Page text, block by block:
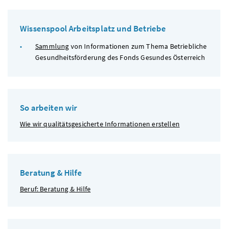
Wissenspool Arbeitsplatz und Betriebe
Sammlung von Informationen zum Thema Betriebliche
Gesundheitsförderung des Fonds Gesundes Österreich
So arbeiten wir
Wie wir qualitätsgesicherte Informationen erstellen
Beratung & Hilfe
Beruf: Beratung & Hilfe